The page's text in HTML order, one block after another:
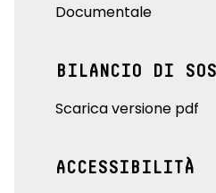
Documentale
BILANCIO DI
Scarica versione pdf
ACCESSIBILITÀ